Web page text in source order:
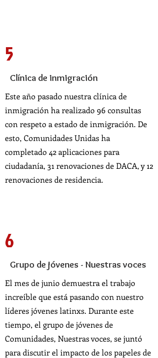
5
Clínica de inmigración
Este año pasado nuestra clínica de
inmigración ha realizado 96 consultas
con respeto a estado de inmigración. De
esto, Comunidades Unidas ha
completado 42 aplicaciones para
ciudadanía, 31 renovaciones de DACA, y 12
renovaciones de residencia.
6
Grupo de jóvenes - Nuestras voces
El mes de junio demuestra el trabajo
increíble que está pasando con nuestro
líderes jóvenes latinxs. Durante este
tiempo, el grupo de jóvenes de
Comunidades, Nuestras voces, se juntó
para discutir el impacto de los papeles de